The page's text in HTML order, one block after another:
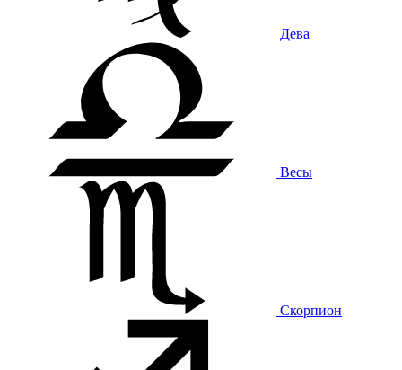
Дева
Весы
Скорпион